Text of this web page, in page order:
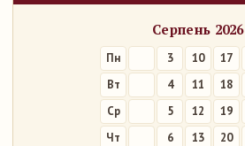
Серпень 2026
Пн 3 10 17
Вт
4 11 18
Ср
5 12 19
Чт
6 13 20